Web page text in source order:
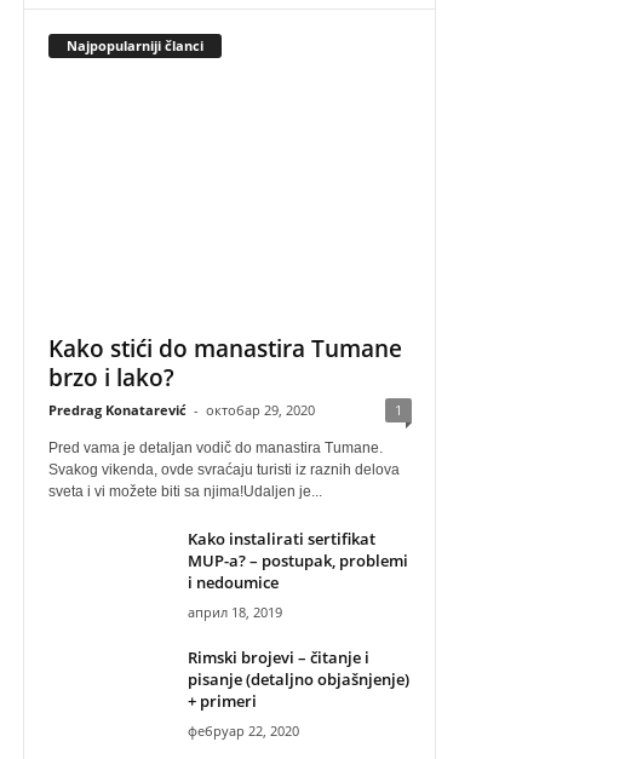
Najpopularniji članci
Kako stići do manastira Tumane
brzo i lako?
Predrag Konatarević - октобар 29, 2020 1
Pred vama je detaljan vodič do manastira Tumane.
Svakog vikenda, ovde svraćaju turisti iz raznih delova
sveta i vi možete biti sa njima!Udaljen je...
Kako instalirati sertifikat
MUP-a? – postupak, problemi
i nedoumice
април 18, 2019
Rimski brojevi – čitanje i
pisanje (detaljno objašnjenje)
+ primeri
фебруар 22, 2020